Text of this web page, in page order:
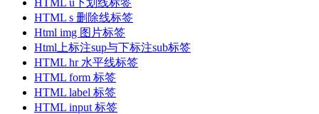
HTML u下划线标签
HTML s 删除线标签
Html img 图片标签
Html上标注sup与下标注sub标签
HTML hr 水平线标签
HTML form 标签
HTML label 标签
HTML input 标签